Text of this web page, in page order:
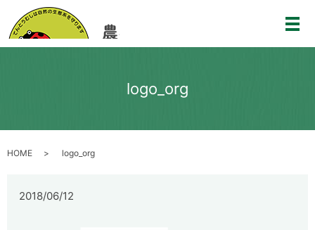
メ
logo_org
HOME logo_org
2018/06/12